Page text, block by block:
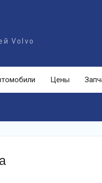
Volvo
Цены